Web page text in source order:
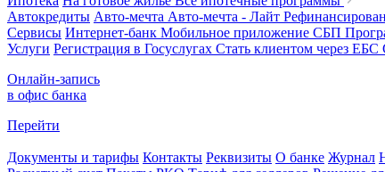
Автокредиты Авто-мечта Авто-мечта - Лайт
Сервисы Интернет-банк Мобильное приложение СБП
Услуги Регистрация в Госуслугах Стать клиентом через ЕБС
Онлайн-запись
в офис банка
Перейти
Документы и тарифы Контакты Реквизиты О банке Журнал